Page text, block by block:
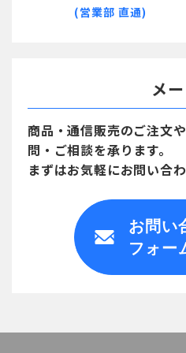
(営業部 直通)
メ
商品・通信販売のご注文や
問・ご相談を承ります。
まずはお気軽にお問い合わ
お問い
フォー